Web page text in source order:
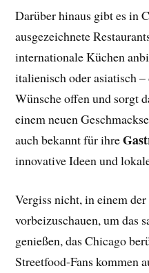
Darüber hinaus gibt es in
ausgezeichnete
internationale Küchen
italienisch oder asiatisch
Wünsche offen und sorgt
einem neuen
auch bekannt für ihre
innovative Ideen und
Vergiss nicht, in einem
vorbeizuschauen, um das
genießen, das Chicago
Streetfood-Fans kommen